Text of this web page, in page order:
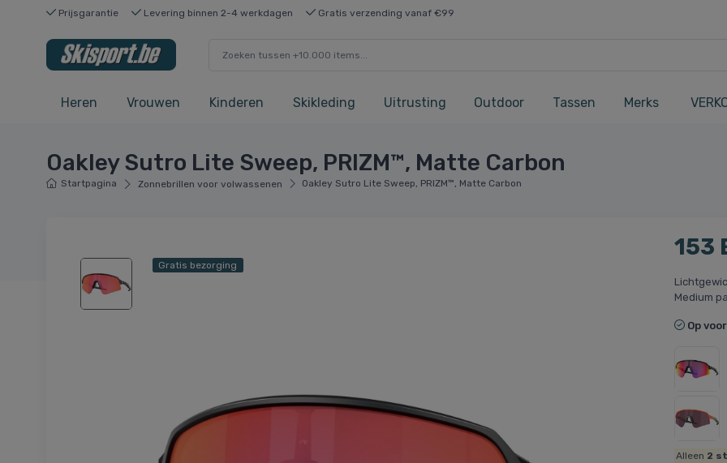
Prijsgarantie Levering binnen 2-4 werkdagen Gratis verzending vanaf €99
Heren Vrouwen Kinderen Skikleding Uitrusting Outdoor Tassen Merks
Oakley Sutro Lite Sweep, PRIZM™, Matte Carbon
Startpagina Zonnebrillen voor volwassenen Oakley Sutro Lite Sweep, PRIZM™, Matte Carbon
Gratis bezorging
153
Medium
Op
Alleen 2